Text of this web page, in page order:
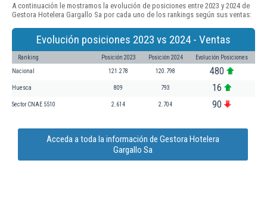
A continuación le mostramos la evolución de posiciones entre 2023 y 2024 de
Gestora Hotelera Gargallo Sa por cada uno de los rankings según sus ventas:
Evolución posiciones 2023 vs 2024 - Ventas
Ranking Posición 2023 Posición 2024 Evolución Posiciones
Nacional 121.278 120.798 480
Huesca 809 793 16
Sector CNAE 5510 2.614 2.704 90
Acceda a toda la información de Gestora Hotelera
Gargallo Sa